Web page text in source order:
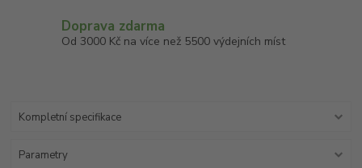
Doprava zdarma
Od 3000 Kč na více než 5500 výdejních míst
Kompletní specifikace
Parametry